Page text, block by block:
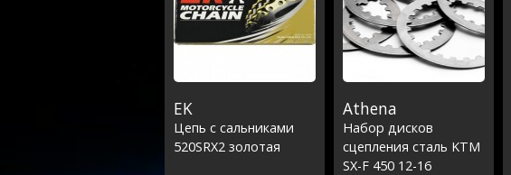
EK
Цепь с сальниками
520SRX2 золотая
Athena
Набор дисков
сцепления сталь KTM
SX-F 450 12-16